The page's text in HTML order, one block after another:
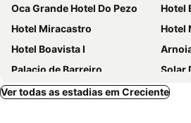
Oca Grande Hotel Do Pezo
Hotel
Hotel Miracastro
Hotel
Hotel Boavista I
Arnoia
Palacio de Barreiro
Solar
Aldeia de Pontes - Castro Laboreiro
Ver todas as estadias em Creciente